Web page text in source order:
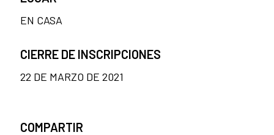
EN CASA
CIERRE DE INSCRIPCIONES
22 DE MARZO DE 2021
COMPARTIR